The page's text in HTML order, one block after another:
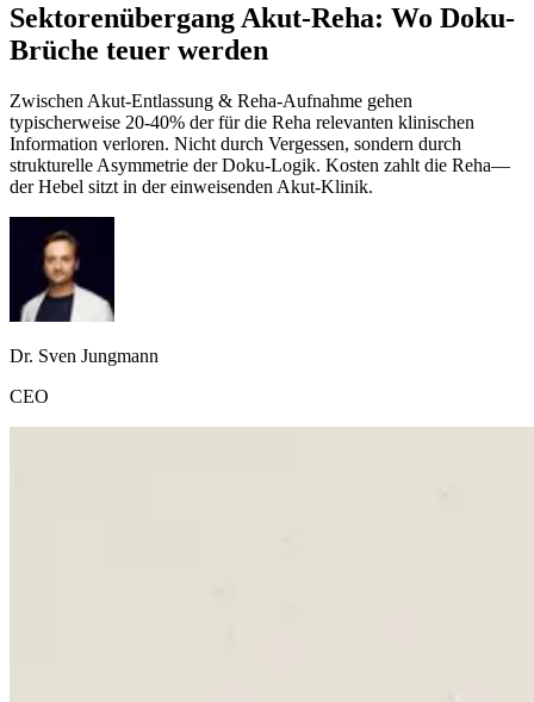
Sektorenübergang Akut-Reha: Wo Doku-
Brüche teuer werden
Zwischen Akut-Entlassung & Reha-Aufnahme gehen
typischerweise 20-40% der für die Reha relevanten klinischen
Information verloren. Nicht durch Vergessen, sondern durch
strukturelle Asymmetrie der Doku-Logik. Kosten zahlt die Reha—
der Hebel sitzt in der einweisenden Akut-Klinik.
Dr. Sven Jungmann
CEO